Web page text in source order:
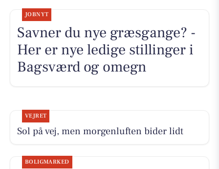
JOBNYT
Savner du nye græsgange? -
Her er nye ledige stillinger i
Bagsværd og omegn
VEJRET
Sol på vej, men morgenluften bider lidt
BOLIGMARKED